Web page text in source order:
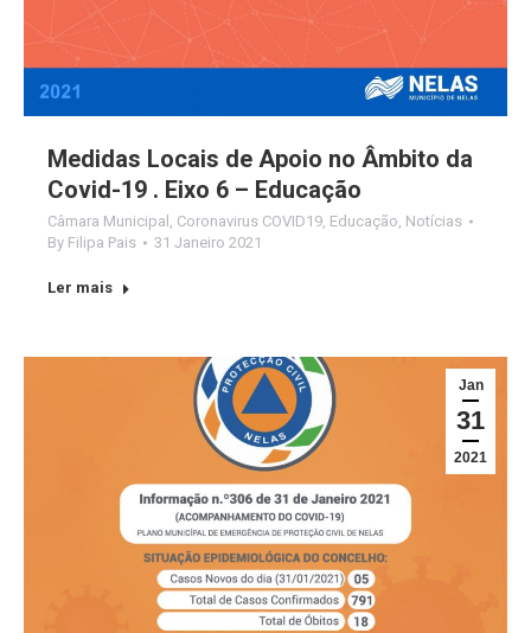
Medidas Locais de Apoio no Âmbito da
Covid-19 . Eixo 6 – Educação
Câmara Municipal , Coronavirus COVID19, Educação, Notícias
By Filipa Pais 31 Janeiro 2021
Ler mais
Jan
31
2021